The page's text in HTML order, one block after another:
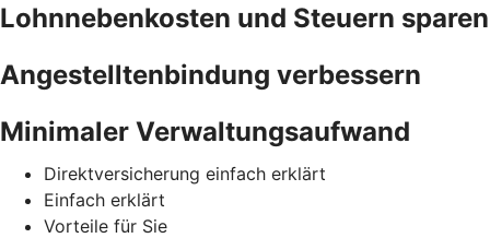
Lohnnebenkosten und Steuern sparen
Angestelltenbindung verbessern
Minimaler Verwaltungsaufwand
Direktversicherung einfach erklärt
Einfach erklärt
Vorteile für Sie